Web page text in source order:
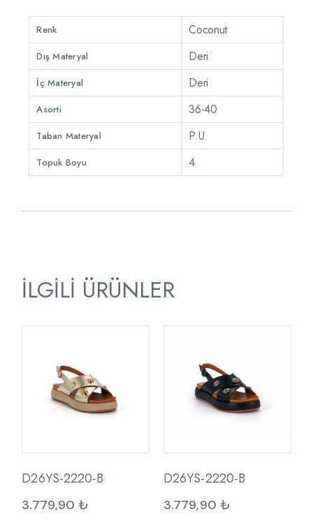
Renk Coconut
Dış Materyal Deri
İç Materyal Deri
Asorti 36-40
Taban Materyal P.U.
Topuk Boyu 4
İLGILI ÜRÜNLER
D26YS-2220-B
3.779,90₺
D26YS-2220-B
3.779,90 ₺